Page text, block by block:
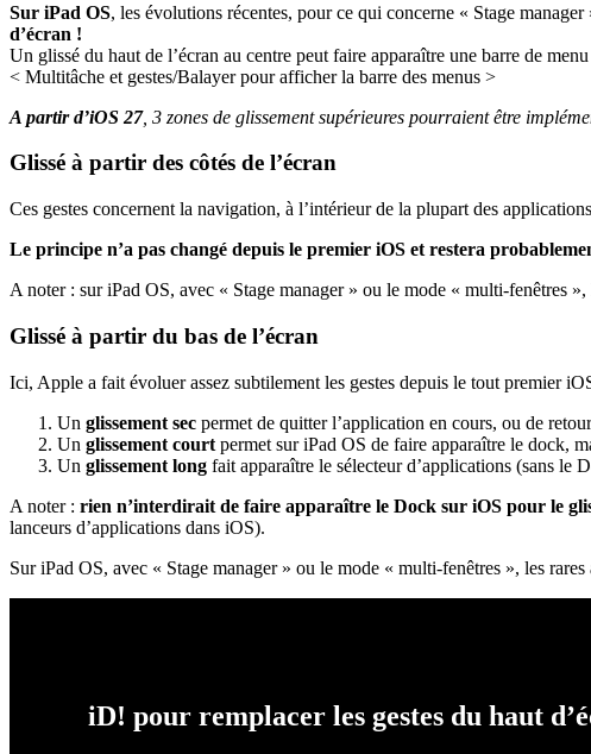
Sur iPad OS, les évolutions récentes, pour ce qui concerne « Stage
d’écran !
Un glissé du haut de l’écran au centre peut faire apparaître une barre de
< Multitâche et gestes/Balayer pour afficher la barre des menus >
A partir d’iOS 27, 3 zones de glissement supérieures pourraient être
Glissé à partir des côtés de l’écran
Ces gestes concernent la navigation, à l’intérieur de la plupart des
Le principe n’a pas changé depuis le premier iOS et restera
A noter : sur iPad OS, avec « Stage manager » ou le mode « multi-fenêtres
Glissé à partir du bas de l’écran
Ici, Apple a fait évoluer assez subtilement les gestes depuis le tout premier
Un glissement sec permet de quitter l’application en cours, ou de
Un glissement court permet sur iPad OS de faire apparaître le dock,
Un glissement long fait apparaître le sélecteur d’applications (sans le
A noter : rien n’interdirait de faire apparaître le Dock sur iOS pour le
lanceurs d’applications dans iOS).
Sur iPad OS, avec « Stage manager » ou le mode « multi-fenêtres », les
iD! pour remplacer les gestes du haut